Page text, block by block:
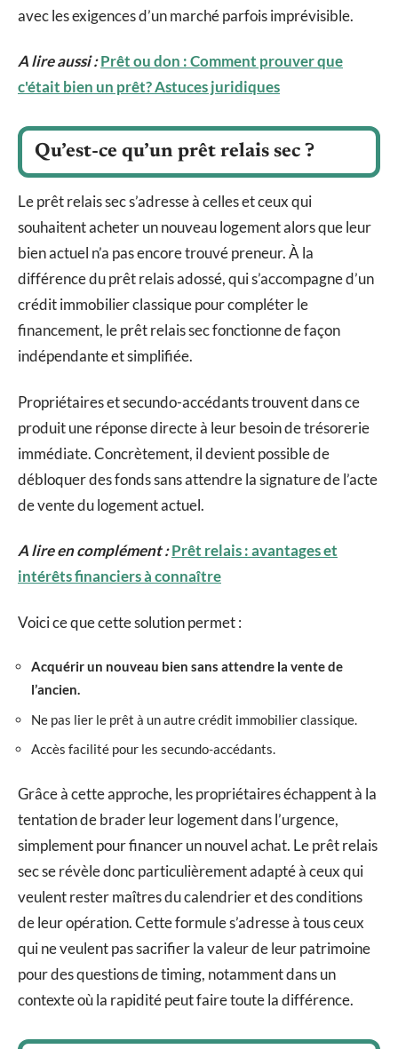
avec les exigences d’un marché parfois imprévisible.
A lire aussi :Prêt ou don : Comment prouver que
c'était bien un prêt? Astuces juridiques
Qu’est-ce qu’un prêt relais sec ?
Le prêt relais sec s’adresse à celles et ceux qui
souhaitent acheter un nouveau logement alors que leur
bien actuel n’a pas encore trouvé preneur. À la
différence du prêt relais adossé, qui s’accompagne d’un
crédit immobilier classique pour compléter le
financement, le prêt relais sec fonctionne de façon
indépendante et simplifiée.
Propriétaires et secundo-accédants trouvent dans ce
produit une réponse directe à leur besoin de trésorerie
immédiate. Concrètement, il devient possible de
débloquer des fonds sans attendre la signature de l’acte
de vente du logement actuel.
A lire en complément :Prêt relais : avantages et
intérêts financiers à connaître
Voici ce que cette solution permet :
Acquérir un nouveau bien sans attendre la vente de
l’ancien.
Ne pas lier le prêt à un autre crédit immobilier classique.
Accès facilité pour les secundo-accédants.
Grâce à cette approche, les propriétaires échappent à la
tentation de brader leur logement dans l’urgence,
simplement pour financer un nouvel achat. Le prêt relais
sec se révèle donc particulièrement adapté à ceux qui
veulent rester maîtres du calendrier et des conditions
de leur opération. Cette formule s’adresse à tous ceux
qui ne veulent pas sacrifier la valeur de leur patrimoine
pour des questions de timing, notamment dans un
contexte où la rapidité peut faire toute la différence.